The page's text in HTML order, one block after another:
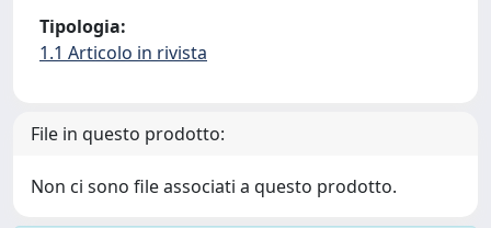
Tipologia:
1.1 Articolo in rivista
File in questo prodotto:
Non ci sono file associati a questo prodotto.